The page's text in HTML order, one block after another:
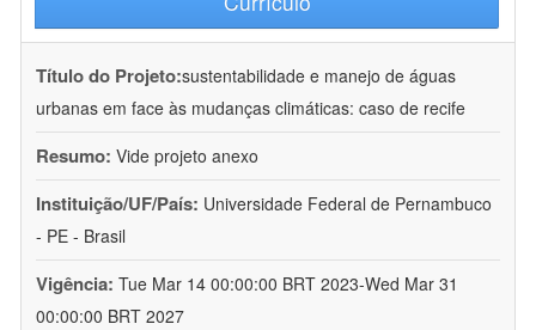
Título do Projeto:sustentabilidade e manejo de águas
urbanas em face às mudanças climáticas: caso de recife
Resumo: Vide projeto anexo
Instituição/UF/País: Universidade Federal de Pernambuco
- PE - Brasil
Vigência: Tue Mar 14 00:00:00 BRT 2023-Wed Mar 31
00:00:00 BRT 2027